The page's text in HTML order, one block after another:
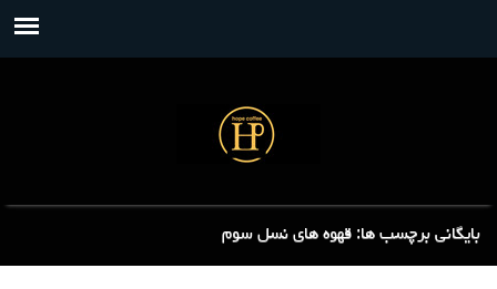
بایگانی برچسب ها: قهوه های نسل سوم